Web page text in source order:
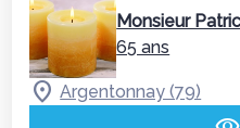
Monsieur
65 ans
Argentonnay (79)